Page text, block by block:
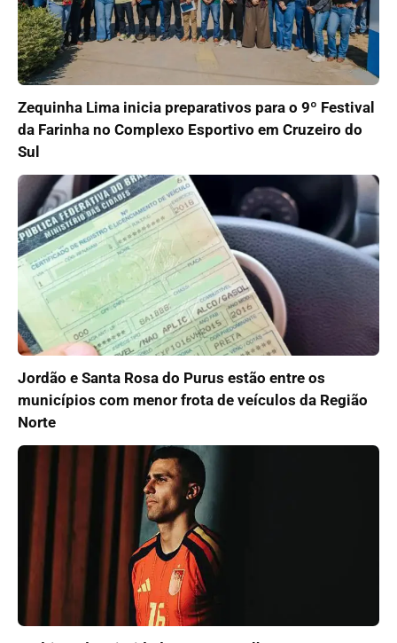
Zequinha Lima inicia preparativos para o 9º Festival
da Farinha no Complexo Esportivo em Cruzeiro do
Sul
Jordão e Santa Rosa do Purus estão entre os
municípios com menor frota de veículos da Região
Norte